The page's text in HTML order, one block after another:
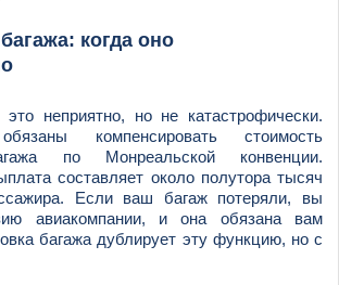
когда оно
неприятно, но не катастрофически.
компенсировать стоимость
по Монреальской конвенции.
составляет около полутора тысяч
Если ваш багаж потеряли, вы
авиакомпании, и она обязана вам
багажа дублирует эту функцию, но с